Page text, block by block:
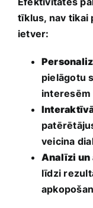
tīklus, nav tikai
ietver:
pielāgotu
veicina
Analīzi ⁢un
līdzi